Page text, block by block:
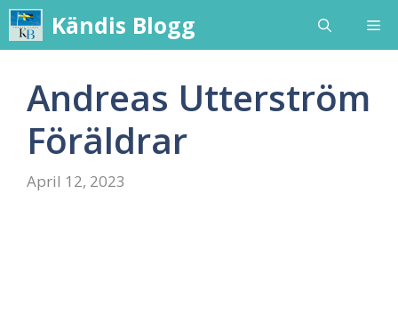
Skip
to
content
Kändis Blogg
Andreas Utterström
Föräldrar
April 12, 2023